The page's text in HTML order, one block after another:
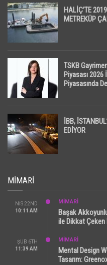
HALİÇ’TE
METREKÜP
TSKB
Piyasası 2026
Piyasasında
İBB,
EDİYOR
MIMARI
NIS 22ND
10:11 AM
MİMARİ
Başak
ile Dikkat Çeken
ŞUB 6TH
11:39 AM
MİMARİ
Mental Design
Tasarım: